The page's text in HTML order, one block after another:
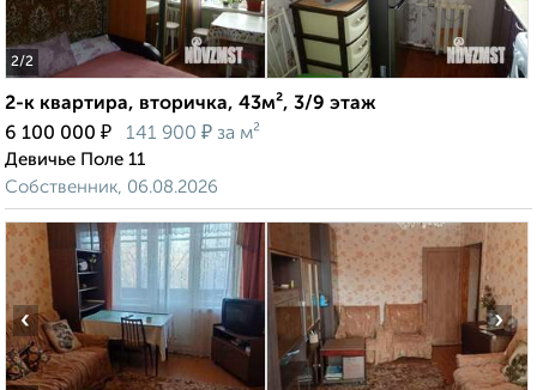
2/2
2-к квартира, вторичка, 43м², 3/9 этаж
6 100 000 ₽ 141 900 ₽ за м²
Девичье Поле 11
Собственник, 06.08.2026
‹ ›